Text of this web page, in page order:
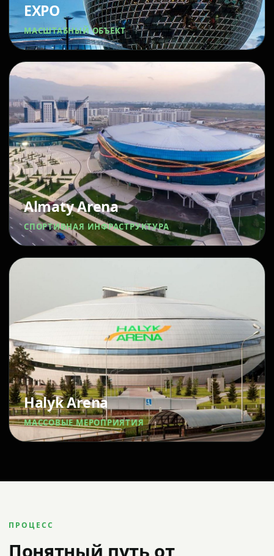
EXPO
МАСШТАБНЫЙ ОБЪЕКТ
Almaty Arena
СПОРТИВНАЯ ИНФРАСТРУКТУРА
Halyk Arena
МАССОВЫЕ МЕРОПРИЯТИЯ
ПРОЦЕСС
Понятный путь от